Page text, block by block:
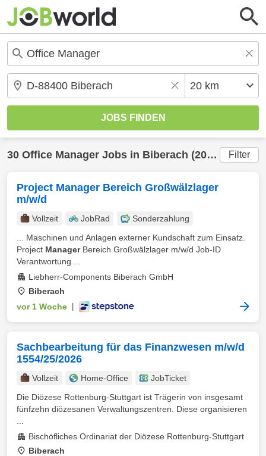
30 Office Manager Jobs in Biberach (20 km) gefunden Filter
Project Manager Bereich Großwälzlager
m/w/d
Vollzeit JobRad
Sonderzahlung
... Maschinen und Anlagen externer Kundschaft zum Einsatz.
Project ManagerBereich Großwälzlager m/w/d Job-ID
Verantwortung ...
Liebherr-Components Biberach GmbH
Biberach
vor 1 Woche
Sachbearbeitung für das Finanzwesen m/w/d
1554/25/2026
Vollzeit Home-Office
JobTicket
Die Diözese Rottenburg-Stuttgart ist Trägerin von insgesamt
fünfzehn diözesanen Verwaltungszentren. Diese organisieren
Bischöfliches Ordinariat der Diözese Rottenburg-Stuttgart
Biberach